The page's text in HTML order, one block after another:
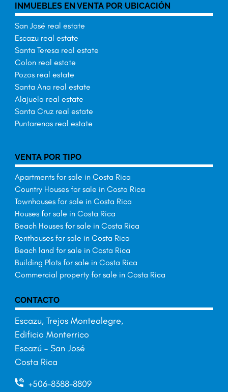
INMUEBLES EN VENTA POR UBICACIÓN
San José real estate
Escazu real estate
Santa Teresa real estate
Colon real estate
Pozos real estate
Santa Ana real estate
Alajuela real estate
Santa Cruz real estate
Puntarenas real estate
VENTA POR TIPO
Apartments for sale in Costa Rica
Country Houses for sale in Costa Rica
Townhouses for sale in Costa Rica
Houses for sale in Costa Rica
Beach Houses for sale in Costa Rica
Penthouses for sale in Costa Rica
Beach land for sale in Costa Rica
Building Plots for sale in Costa Rica
Commercial property for sale in Costa Rica
CONTACTO
Escazu, Trejos Montealegre,
Edificio Monterrico
Escazú – San José
Costa Rica
+506-8388-8809